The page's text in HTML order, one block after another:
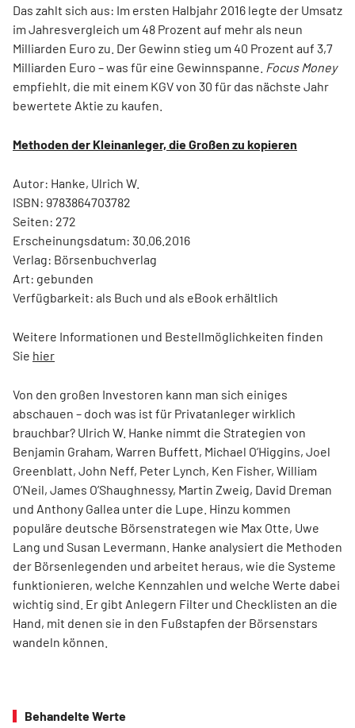
Das zahlt sich aus: Im ersten Halbjahr 2016 legte der Umsatz
im Jahresvergleich um 48 Prozent auf mehr als neun
Milliarden Euro zu. Der Gewinn stieg um 40 Prozent auf 3,7
Milliarden Euro – was für eine Gewinnspanne. Focus Money
empfiehlt, die mit einem KGV von 30 für das nächste Jahr
bewertete Aktie zu kaufen.
Methoden der Kleinanleger, die Großen zu kopieren
Autor: Hanke, Ulrich W.
ISBN: 9783864703782
Seiten: 272
Erscheinungsdatum: 30.06.2016
Verlag: Börsenbuchverlag
Art: gebunden
Verfügbarkeit: als Buch und als eBook erhältlich
Weitere Informationen und Bestellmöglichkeiten finden
Sie hier
Von den großen Investoren kann man sich einiges
abschauen – doch was ist für Privatanleger wirklich
brauchbar? Ulrich W. Hanke nimmt die Strategien von
Benjamin Graham, Warren Buffett, Michael O’Higgins, Joel
Greenblatt, John Neff, Peter Lynch, Ken Fisher, William
O’Neil, James O’Shaughnessy, Martin Zweig, David Dreman
und Anthony Gallea unter die Lupe. Hinzu kommen
populäre deutsche Börsenstrategen wie Max Otte, Uwe
Lang und Susan Levermann. Hanke analysiert die Methoden
der Börsenlegenden und arbeitet heraus, wie die Systeme
funktionieren, welche Kennzahlen und welche Werte dabei
wichtig sind. Er gibt Anlegern Filter und Checklisten an die
Hand, mit denen sie in den Fußstapfen der Börsenstars
wandeln können.
Behandelte Werte